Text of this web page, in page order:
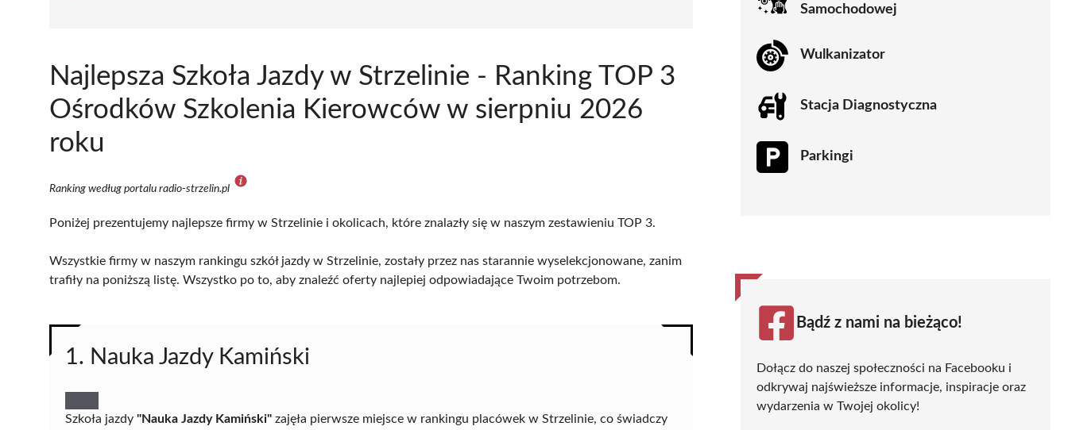
Najlepsza Szkoła Jazdy w Strzelinie - Ranking TOP 3
Ośrodków Szkolenia Kierowców w sierpniu 2026
roku
Ranking według portalu radio-strzelin.pl
Poniżej prezentujemy najlepsze firmy w Strzelinie i okolicach, które znalazły się w naszym zestawieniu TOP 3.
Wszystkie firmy w naszym rankingu szkół jazdy w Strzelinie, zostały przez nas starannie wyselekcjonowane, zanim
trafiły na poniższą listę. Wszystko po to, aby znaleźć oferty najlepiej odpowiadające Twoim potrzebom.
1. Nauka Jazdy Kamiński
Szkoła jazdy "Nauka Jazdy Kamiński" zajęła pierwsze miejsce w rankingu placówek w Strzelinie, co świadczy
Samochodowej
Wulkanizator
Stacja Diagnostyczna
Parkingi
Bądź z nami na bieżąco!
Dołącz do naszej społeczności na Facebooku i
odkrywaj najświeższe informacje, inspiracje oraz
wydarzenia w Twojej okolicy!